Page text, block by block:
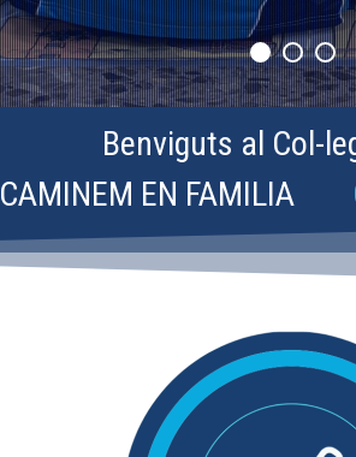
Benviguts al Col-
CAMINEM EN FAMILIA